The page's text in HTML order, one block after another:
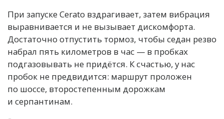
При запуске Cerato вздрагивает, затем вибрация
выравнивается и не вызывает дискомфорта.
Достаточно отпустить тормоз, чтобы седан резво
набрал пять километров в час — в пробках
подгазовывать не придётся. К счастью, у нас
пробок не предвидится: маршрут проложен
по шоссе, второстепенным дорожкам
и серпантинам.